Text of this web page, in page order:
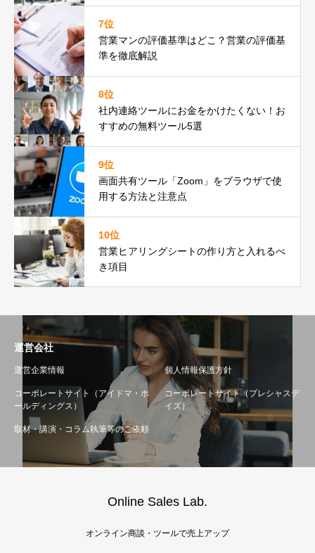
7位
営業マンの評価基準はどこ？営業の評価基
準を徹底解説
8位
社内連絡ツールにお金をかけたくない！お
すすめの無料ツール5選
9位
画面共有ツール「Zoom」をブラウザで使
用する方法と注意点
10位
営業ヒアリングシートの作り方と入れるべ
き項目
運営会社
運営企業情報 個人情報保護方針
コーポレートサイト（アイドマ・ホ
ールディングス）
コーポレートサイト（プレシャスデ
イズ）
取材・講演・コラム執筆等のご依頼
Online Sales Lab.
オンライン商談・ツールで売上アップ